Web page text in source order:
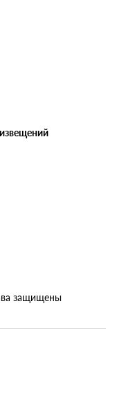
защищены